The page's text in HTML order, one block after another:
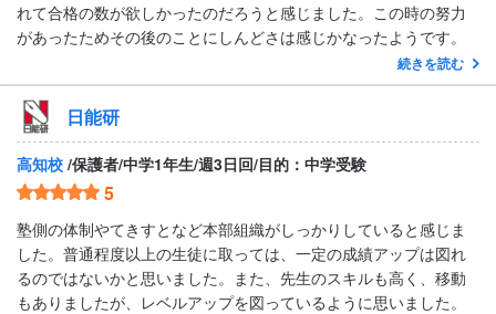
れて合格の数が欲しかったのだろうと感じました。この時の努力
があったためその後のことにしんどさは感じかなったようです。
続きを読む
日能研
高知校 /保護者/中学1年生/週3日回/目的：中学受験
5
塾側の体制やてきすとなど本部組織がしっかりしていると感じま
した。普通程度以上の生徒に取っては、一定の成績アップは図れ
るのではないかと思いました。また、先生のスキルも高く、移動
もありましたが、レベルアップを図っているように思いました。